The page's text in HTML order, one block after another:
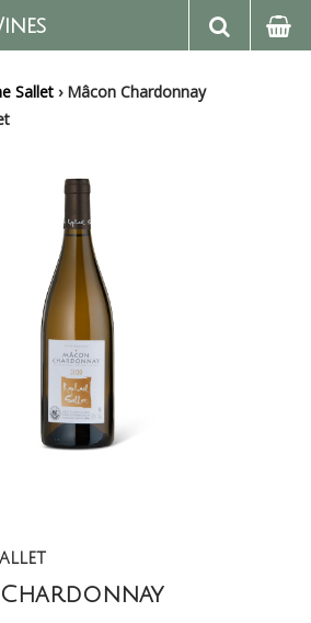
Sallet › Mâcon Chardonnay